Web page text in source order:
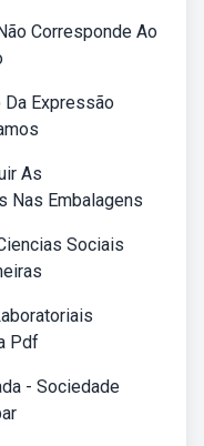
Corresponde Ao
Expressão
As
Nas Embalagens
Sociais
Pdf
- Sociedade